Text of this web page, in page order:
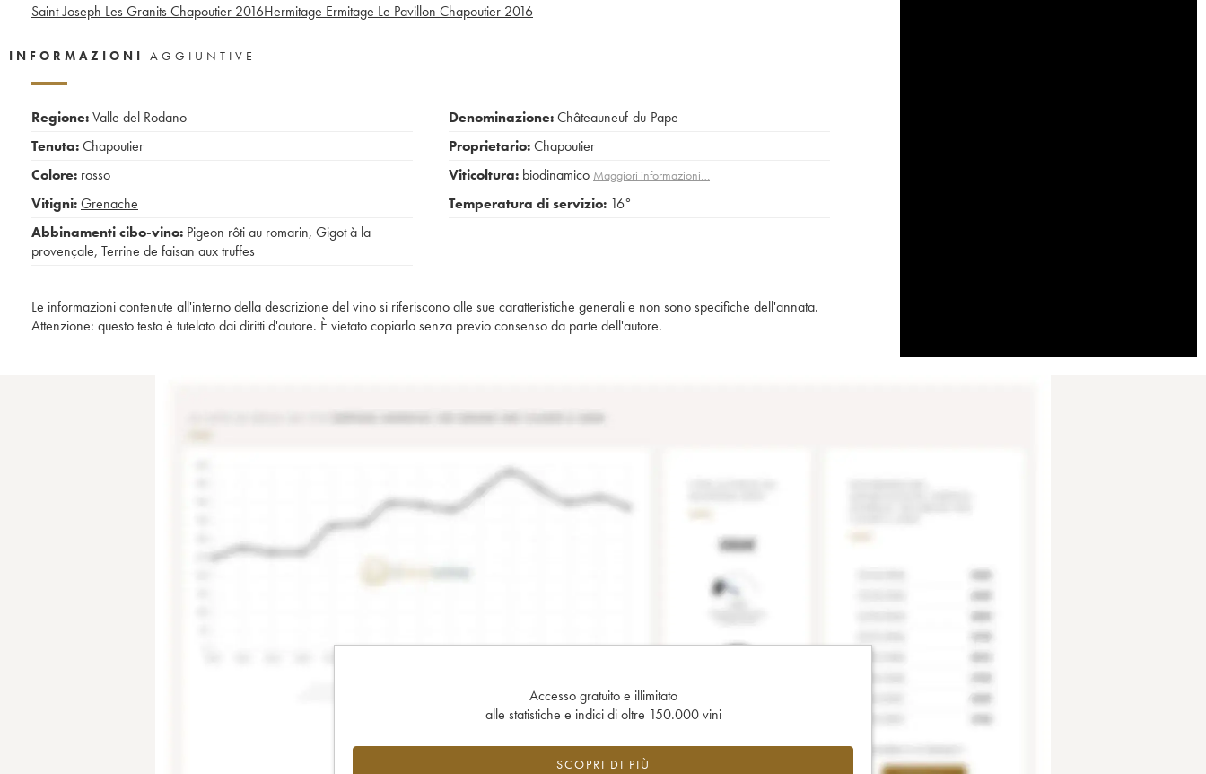
Saint-Joseph Les Granits Chapoutier 2016Hermitage Ermitage Le Pavillon Chapoutier 2016
INFORMAZIONI AGGIUNTIVE
Regione:Valle del Rodano
Tenuta:Chapoutier
Colore: rosso
Vitigni:Grenache
Abbinamenti cibo-vino: Pigeon rôti au romarin, Gigot à la
provençale, Terrine de faisan aux truffes
Denominazione:Châteauneuf-du-Pape
Proprietario:Chapoutier
Viticoltura: biodinamico Maggiori informazioni…
Temperatura di servizio: 16°
Le informazioni contenute all'interno della descrizione del vino si riferiscono alle sue caratteristiche generali e non sono specifiche dell'annata.
Attenzione: questo testo è tutelato dai diritti d'autore. È vietato copiarlo senza previo consenso da parte dell'autore.
Accesso gratuito e illimitato
alle statistiche e indici di oltre 150.000 vini
SCOPRI DI PIÙ